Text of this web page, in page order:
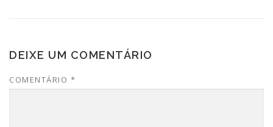
DEIXE UM COMENTÁRIO
COMENTÁRIO *